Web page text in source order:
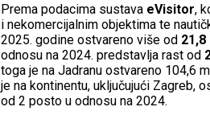
Prema podacima sustava eVisitor,
i nekomercijalnim objektima te
2025. godine ostvareno više od
odnosu na 2024. predstavlja rast od
toga je na Jadranu ostvareno 104,6
je na kontinentu, uključujući Zagreb,
od 2 posto u odnosu na 2024.